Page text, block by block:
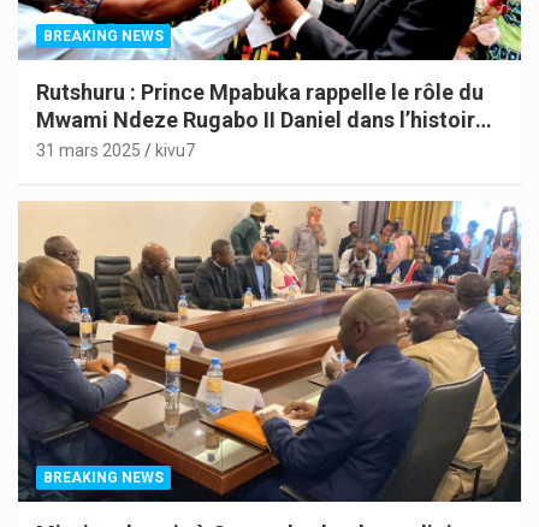
BREAKING NEWS
Rutshuru : Prince Mpabuka rappelle le rôle du
Mwami Ndeze Rugabo II Daniel dans l’histoire
de l’Indépendance du Congo
31 mars 2025 kivu7
BREAKING NEWS